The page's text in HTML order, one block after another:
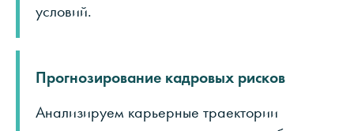
условий.
Прогнозирование кадровых рисков
Анализируем карьерные траектории